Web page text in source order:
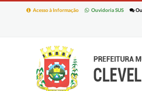
Ouvidoria SUS
Acesso à Informação